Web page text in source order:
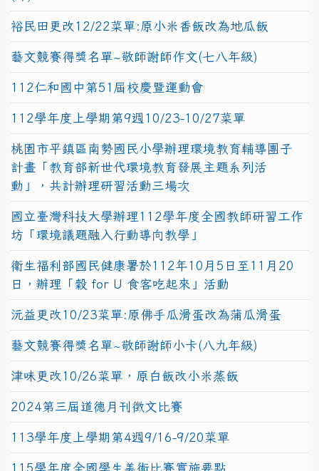
裕民田更改12/22菜單:原小米香飯改為地瓜飯
藝文競賽得獎名單~敬師謝師作文(七八年級)
112仁和國中第51屆校慶暨運動會
112學年度上學期第9週10/23-10/27菜單
桃園市平鎮區南勢國民小學辦理環境教育輔導團子
計畫「教育部新世代環境教育發展主題系列活
動」，共計辦理研習活動三場次
國立臺灣科技大學辦理112學年度全國教師研習工作
坊「環境議題融入行動導向教學」
衛生福利部國民健康署於112年10月5日至11月20
日，辦理「穀 for U 食客吃起來」活動
沅益更改10/23菜單:原佛手瓜滑蛋改為蒲瓜滑蛋
藝文競賽得獎名單~敬師謝師小卡(八九年級)
津味更改10/26菜單，原白飯改小米蒸飯
2024第三屆道德月刊徵文比賽
113學年度上學期第4週9/16-9/20菜單
115學年度全國學生美術比賽實施要點